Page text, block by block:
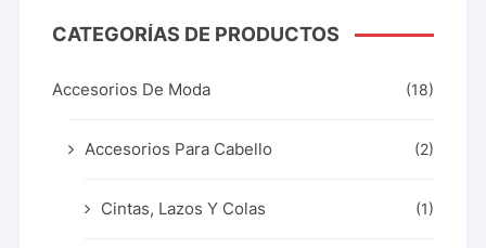
CATEGORÍAS DE PRODUCTOS
Accesorios De Moda (18)
Accesorios Para Cabello (2)
Cintas, Lazos Y Colas (1)